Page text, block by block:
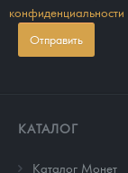
конфиденциальности
Отправить
КАТАЛОГ
Каталог Монет